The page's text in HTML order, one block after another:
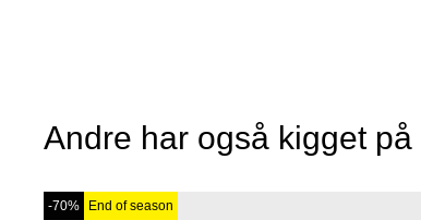
Andre har også kigget på
-70% End of season